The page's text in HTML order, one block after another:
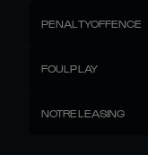
PENALTYOFFENCE
FOULPLAY
NOTRELEASING